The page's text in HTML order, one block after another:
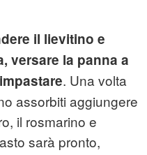
il lievitino e
versare la panna a
. Una volta
assorbiti aggiungere
il rosmarino e
sarà pronto,